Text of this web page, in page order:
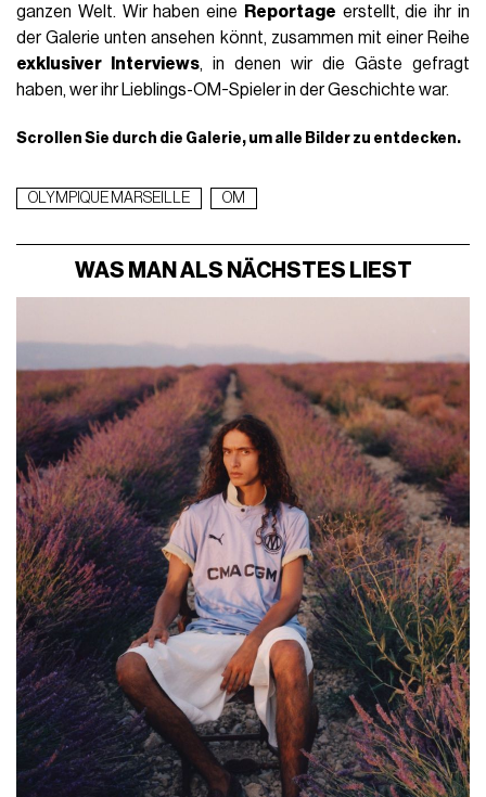
ganzen Welt. Wir haben eine
Reportage erstellt, die ihr in
der Galerie unten ansehen könnt, zusammen mit einer Reihe
exklusiver Interviews, in denen wir die Gäste gefragt
haben, wer ihr Lieblings-OM-Spieler in der Geschichte war.
Scrollen Sie durch die Galerie, um alle Bilder zu entdecken.
OLYMPIQUE MARSEILLE OM
WAS MAN ALS NÄCHSTES LIEST